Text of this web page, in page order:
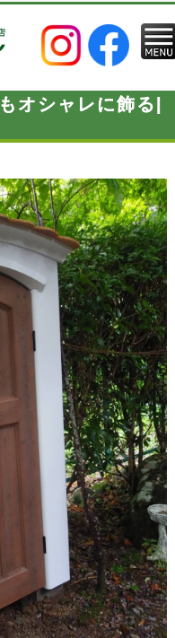
オシャレに飾る|